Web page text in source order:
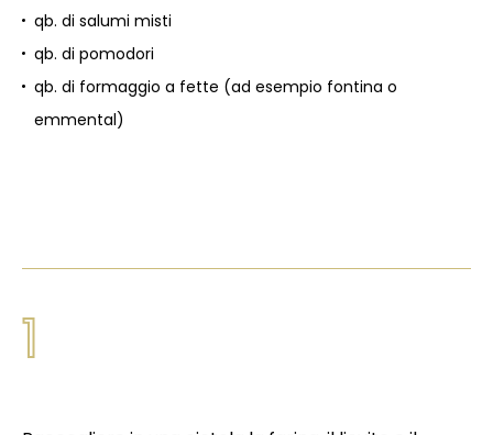
qb. di salumi misti
qb. di pomodori
qb. di formaggio a fette (ad esempio fontina o
emmental)
1